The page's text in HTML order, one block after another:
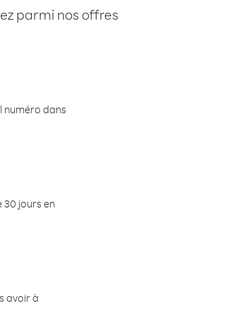
parmi nos offres
numéro dans
jours en
avoir à